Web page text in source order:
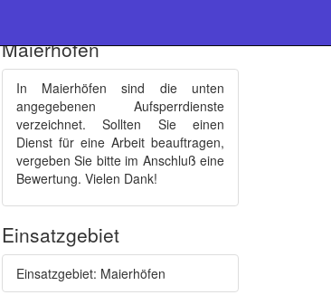
Maierhöfen
In Maierhöfen sind die unten
angegebenen Aufsperrdienste
verzeichnet. Sollten Sie einen
Dienst für eine Arbeit beauftragen,
vergeben Sie bitte im Anschluß eine
Bewertung. Vielen Dank!
Einsatzgebiet
Einsatzgebiet: Maierhöfen